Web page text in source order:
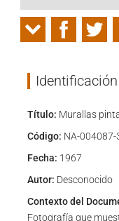
Identificación
Título: Murallas
Código: NA-004087-
Fecha: 1967
Autor: Desconocido
Contexto del
Fotografía que